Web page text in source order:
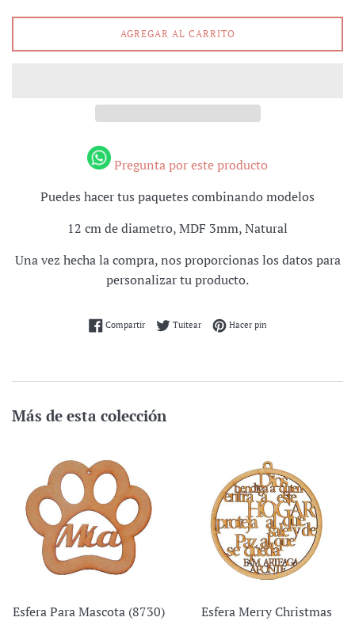
AGREGAR AL CARRITO
Pregunta por este producto
Puedes hacer tus paquetes combinando modelos
12 cm de diametro, MDF 3mm, Natural
Una vez hecha la compra, nos proporcionas los datos para
personalizar tu producto.
CompartirCompartir en Facebook
TuitearTuitear en Twitter
Hacer pinPinear en Pinterest
Más de esta colección
Esfera Para Mascota (8730)
Esfera Merry Christmas